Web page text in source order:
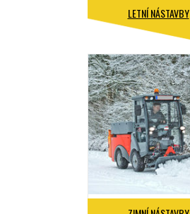
LETNÍ NÁSTAVBY